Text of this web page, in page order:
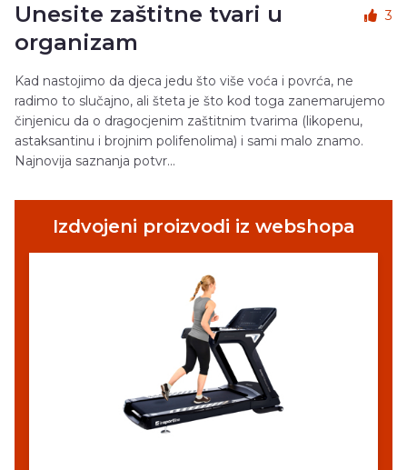
Unesite zaštitne tvari u
organizam
3
Kad nastojimo da djeca jedu što više voća i povrća, ne
radimo to slučajno, ali šteta je što kod toga zanemarujemo
činjenicu da o dragocjenim zaštitnim tvarima (likopenu,
astaksantinu i brojnim polifenolima) i sami malo znamo.
Najnovija saznanja potvr...
Izdvojeni proizvodi iz webshopa